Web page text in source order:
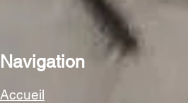
Navigation
Accueil